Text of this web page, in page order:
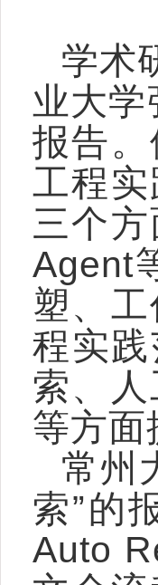
学术
业大学
报告
工程
三个
Agent
塑、
程实
索、
等方面
常州
索”的
Auto